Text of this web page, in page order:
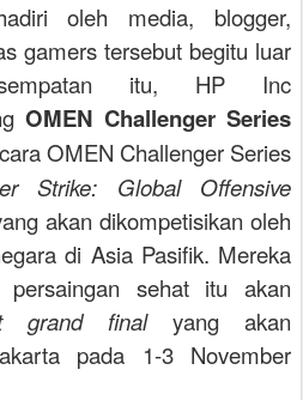
oleh media, blogger,
gamers tersebut begitu luar
itu, HP Inc
OMEN Challenger Series
OMEN Challenger Series
Strike: Global Offensive
akan dikompetisikan oleh
di Asia Pasifik. Mereka
sehat itu akan
grand finalyang akan
pada 1-3 November